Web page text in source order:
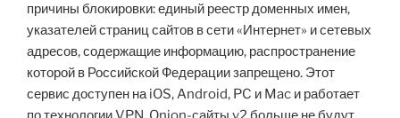
причины блокировки: единый реестр доменных имен,
указателей страниц сайтов в сети «Интернет» и сетевых
адресов, содержащие информацию, распространение
которой в Российской Федерации запрещено. Этот
сервис доступен на iOS, Android, PC и Mac и работает